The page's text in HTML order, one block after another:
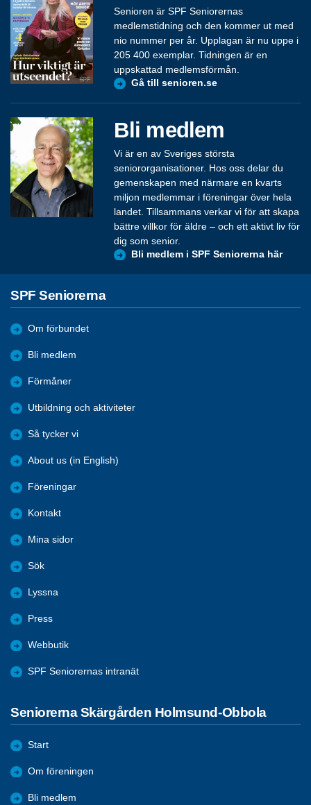
Senioren är SPF Seniorernas
medlemstidning och den kommer ut med
nio nummer per år. Upplagan är nu uppe i
205 400 exemplar. Tidningen är en
uppskattad medlemsförmån.
Gå till senioren.se
Bli medlem
Vi är en av Sveriges största
seniororganisationer. Hos oss delar du
gemenskapen med närmare en kvarts
miljon medlemmar i föreningar över hela
landet. Tillsammans verkar vi för att skapa
bättre villkor för äldre – och ett aktivt liv för
dig som senior.
Bli medlem i SPF Seniorerna här
SPF Seniorerna
Om förbundet
Bli medlem
Förmåner
Utbildning och aktiviteter
Så tycker vi
About us (in English)
Föreningar
Kontakt
Mina sidor
Sök
Lyssna
Press
Webbutik
SPF Seniorernas intranät
Seniorerna Skärgården Holmsund-Obbola
Start
Om föreningen
Bli medlem